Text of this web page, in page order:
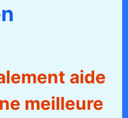
aide
meilleure